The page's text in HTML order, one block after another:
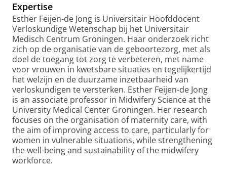
t
a
Expertise
Esther Feijen-de Jong is Universitair Hoofddocent
Verloskundige Wetenschap bij het Universitair
Medisch Centrum Groningen. Haar onderzoek richt
zich op de organisatie van de geboortezorg, met als
doel de toegang tot zorg te verbeteren, met name
voor vrouwen in kwetsbare situaties en tegelijkertijd
het welzijn en de duurzame inzetbaarheid van
verloskundigen te versterken. Esther Feijen-de Jong
is an associate professor in Midwifery Science at the
University Medical Center Groningen. Her research
focuses on the organisation of maternity care, with
the aim of improving access to care, particularly for
women in vulnerable situations, while strengthening
the well-being and sustainability of the midwifery
workforce.